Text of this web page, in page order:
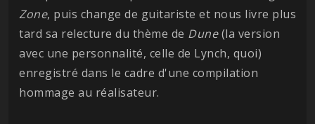
Zone, puis change de guitariste et nous livre plus
tard sa relecture du thème de Dune(la version
avec une personnalité, celle de Lynch, quoi)
enregistré dans le cadre d'une compilation
hommage au réalisateur.